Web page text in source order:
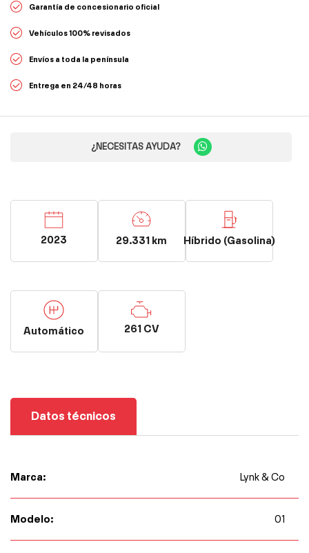
Garantía de concesionario oficial
Vehículos 100% revisados
Envíos a toda la península
Entrega en 24/48 horas
¿NECESITAS AYUDA?
2023 29.331 km Híbrido (Gasolina)
Automático 261 CV
Datos técnicos
Marca: Lynk & Co
Modelo: 01